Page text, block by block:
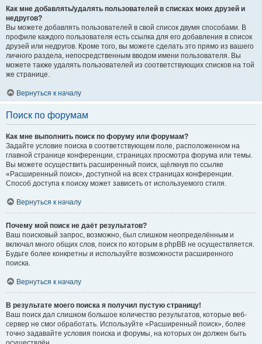
Как мне добавлять/удалять пользователей в списках моих друзей и
недругов?
Вы можете добавлять пользователей в свой список двумя способами. В
профиле каждого пользователя есть ссылка для его добавления в список
друзей или недругов. Кроме того, вы можете сделать это прямо из вашего
личного раздела, непосредственным вводом имени пользователя. Вы
можете также удалять пользователей из соответствующих списков на той
же странице.
Вернуться к началу
Поиск по форумам
Как мне выполнить поиск по форуму или форумам?
Задайте условие поиска в соответствующем поле, расположенном на
главной странице конференции, страницах просмотра форума или темы.
Вы можете осуществить расширенный поиск, щёлкнув по ссылке
«Расширенный поиск», доступной на всех страницах конференции.
Способ доступа к поиску может зависеть от используемого стиля.
Вернуться к началу
Почему мой поиск не даёт результатов?
Ваш поисковый запрос, возможно, был слишком неопределённым и
включал много общих слов, поиск по которым в phpBB не осуществляется.
Будьте более конкретны и используйте возможности расширенного
поиска.
Вернуться к началу
В результате моего поиска я получил пустую страницу!
Ваш поиск дал слишком большое количество результатов, которые веб-
сервер не смог обработать. Используйте «Расширенный поиск», более
точно задавайте условия поиска и форумы, на которых он должен быть